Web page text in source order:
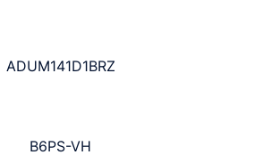
ADUM141D1BRZ
B6PS-VH